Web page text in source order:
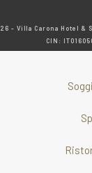
- Villa Carona Hotel &
CIN: